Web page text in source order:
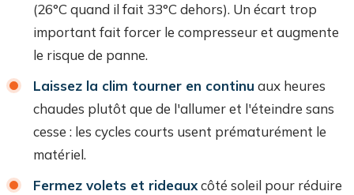
(26°C quand il fait 33°C dehors). Un écart trop
important fait forcer le compresseur et augmente
le risque de panne.
Laissez la clim tourner en continu aux heures
chaudes plutôt que de l'allumer et l'éteindre sans
cesse : les cycles courts usent prématurément le
matériel.
Fermez volets et rideauxcôté soleil pour réduire